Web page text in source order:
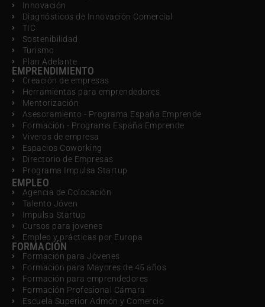
Innovación
Diagnósticos de Innovación Comercial
TIC
Sostenibilidad
Turismo
Plan Adelante
EMPRENDIMIENTO
Creación de empresas
Herramientas para emprendedores
Mentorización
Asesoramiento - Programa España Emprende
Formación - Programa España Emprende
Viveros de empresa
Espacios Coworking
Directorio de Empresas
Programa Impulsa Startup
EMPLEO
Agencia de Colocación
Talento Jóven
Impulsa Startup
Cursos para jovenes
Empleo y prácticas por Europa
FORMACIÓN
Formación para Jóvenes
Formación para Mayores de 45 años
Formación para emprendedores
Formación Profesional Cámara
Escuela Superior Admón y Comercio